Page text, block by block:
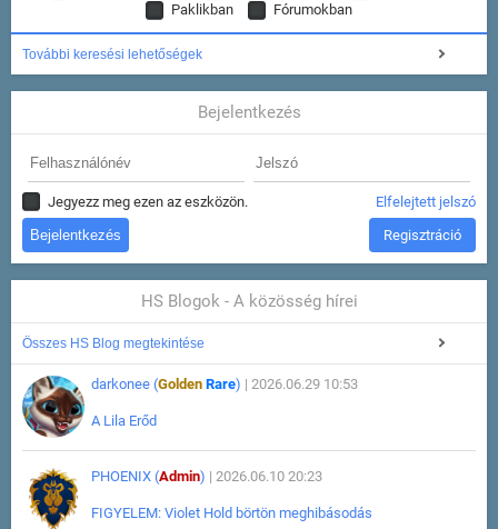
Paklikban
Fórumokban
További keresési lehetőségek
Bejelentkezés
Jegyezz meg ezen az eszközön. Elfelejtett jelszó
Regisztráció
HS Blogok - A közösség hírei
Összes HS Blog megtekintése
darkonee (Golden Rare) | 2026.06.29 10:53
A Lila Erőd
PHOENIX (Admin) | 2026.06.10 20:23
FIGYELEM: Violet Hold börtön meghibásodás